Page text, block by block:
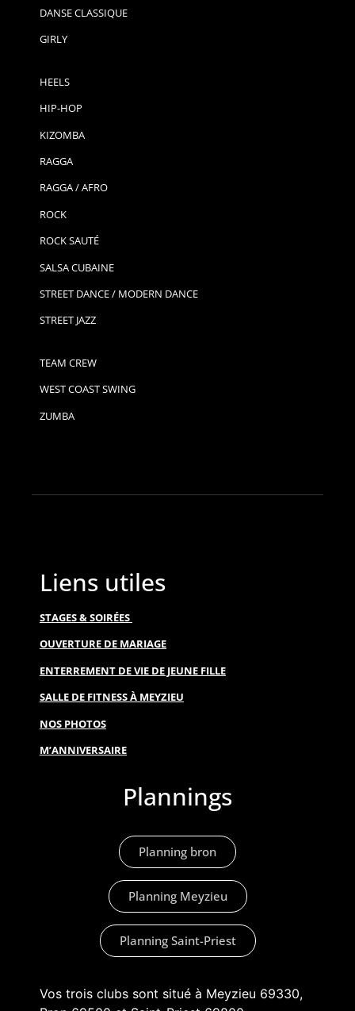
DANSE CLASSIQUE
GIRLY
HEELS
HIP-HOP
KIZOMBA
RAGGA
RAGGA / AFRO
ROCK
ROCK SAUTÉ
SALSA CUBAINE
STREET DANCE / MODERN DANCE
STREET JAZZ
TEAM CREW
WEST COAST SWING
ZUMBA
Liens utiles
STAGES & SOIRÉES
OUVERTURE DE MARIAGE
ENTERREMENT DE VIE DE JEUNE FILLE
SALLE DE FITNESS À MEYZIEU
NOS PHOTOS
M’ANNIVERSAIRE
Plannings
Planning bron
Planning Meyzieu
Planning Saint-Priest
Vos trois clubs sont situé à Meyzieu 69330,